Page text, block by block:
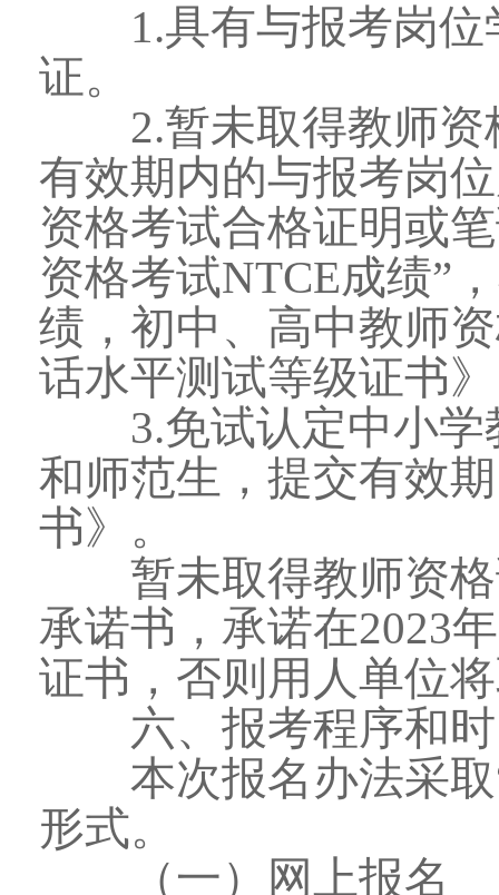
1.具有与报考岗位
证。
2.暂未取得教师资
有效期内的与报考岗
资格考试合格证明或
资格考试NTCE成绩”
绩，初中、高中教师
话水平测试等级证书
3.免试认定中小学
和师范生，提交有效
书》。
暂未取得教师资格
承诺书，承诺在2023
证书，否则用人单位
六、报考程序和时
本次报名办法采取“
形式。
（一）网上报名